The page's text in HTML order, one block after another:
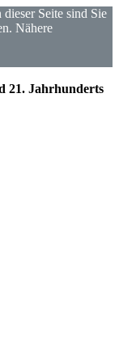
Seite sind Sie
Nähere
21. Jahrhunderts